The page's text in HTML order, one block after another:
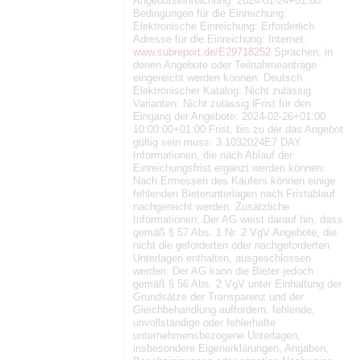
Bedingungen für die Einreichung:
Elektronische Einreichung: Erforderlich
Adresse für die Einreichung: Internet:
www.subreport.de/E29718252 Sprachen, in
denen Angebote oder Teilnahmeanträge
eingereicht werden können: Deutsch
Elektronischer Katalog: Nicht zulässig
Varianten: Nicht zulässig lFrist für den
Eingang der Angebote: 2024-02-26+01:00
10:00:00+01:00 Frist, bis zu der das Angebot
gültig sein muss: 3.1032024E7 DAY
Informationen, die nach Ablauf der
Einreichungsfrist ergänzt werden können:
Nach Ermessen des Käufers können einige
fehlenden Bieterunterlagen nach Fristablauf
nachgereicht werden. Zusätzliche
Informationen: Der AG weist darauf hin, dass
gemäß § 57 Abs. 1 Nr. 2 VgV Angebote, die
nicht die geforderten oder nachgeforderten
Unterlagen enthalten, ausgeschlossen
werden. Der AG kann die Bieter jedoch
gemäß § 56 Abs. 2 VgV unter Einhaltung der
Grundsätze der Transparenz und der
Gleichbehandlung auffordern, fehlende,
unvollständige oder fehlerhafte
unternehmensbezogene Unterlagen,
insbesondere Eigenerklärungen, Angaben,